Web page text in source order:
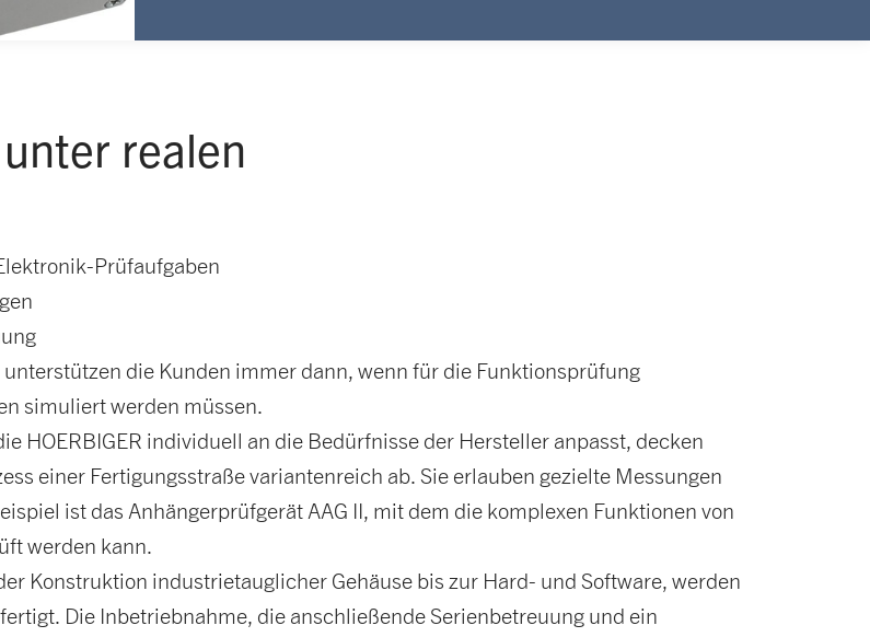
realen
Prüfaufgaben
unterstützen die Kunden immer dann, wenn für die Funktionsprüfung
simuliert werden müssen.
HOERBIGER individuell an die Bedürfnisse der Hersteller anpasst, decken
einer Fertigungsstraße variantenreich ab. Sie erlauben gezielte Messungen
ist das Anhängerprüfgerät AAG II, mit dem die komplexen Funktionen von
werden kann.
Konstruktion industrietauglicher Gehäuse bis zur Hard- und Software, werden
Die Inbetriebnahme, die anschließende Serienbetreuung und ein